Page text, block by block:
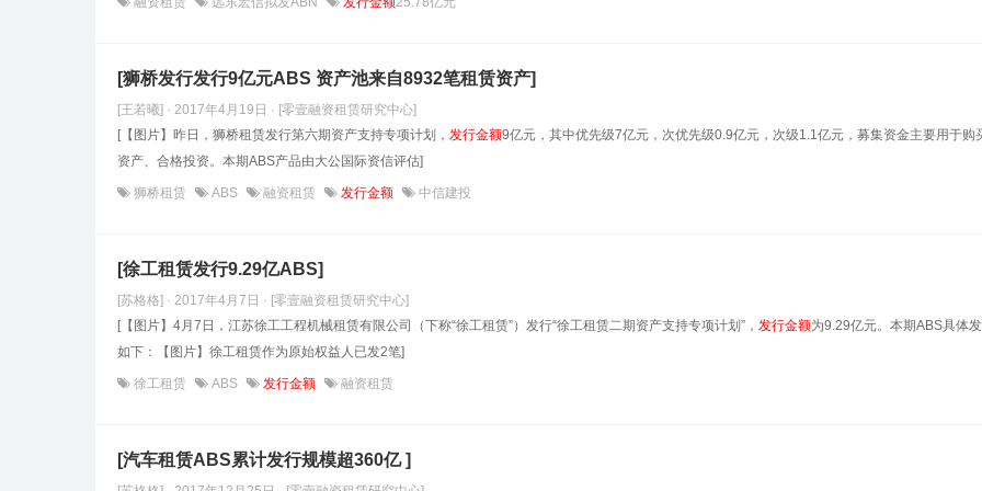
[狮桥发行发行9亿元ABS 资产池来自8932笔租赁资产]
[王若曦] · 2017年4月19日 · [零壹融资租赁研究中心]
[【图片】昨日，狮桥租赁发行第六期资产支持专项计划， 发行金额9亿元，其中优先级7亿元，次优先级0.9亿元，次级1.1亿元，募集资金主要用于购
资产、合格投资。本期ABS产品由大公国际资信评估]
狮桥租赁 ABS 融资租赁 发行金额 中信建投
[徐工租赁发行9.29亿ABS]
[苏格格] · 2017年4月7日 · [零壹融资租赁研究中心]
[【图片】4月7日，江苏徐工工程机械租赁有限公司（下称“徐工租赁”）发行“徐工租赁二期资产支持专项计划”， 发行金额为9.29亿元。本期ABS具体
如下：【图片】徐工租赁作为原始权益人已发2笔]
徐工租赁 ABS 发行金额 融资租赁
[汽车租赁ABS累计发行规模超360亿 ]